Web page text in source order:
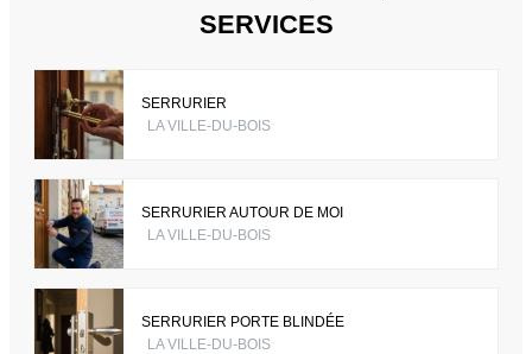
SERVICES
SERRURIER
LA VILLE-DU-BOIS
SERRURIER AUTOUR DE MOI
LA VILLE-DU-BOIS
SERRURIER PORTE BLINDÉE
LA VILLE-DU-BOIS